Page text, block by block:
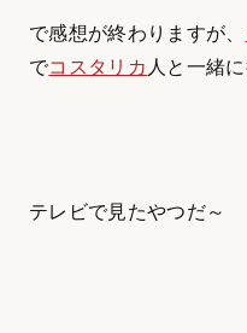
で感想が終わりますが、
でコスタリカ 人と一緒
テレビで見たやつだ～